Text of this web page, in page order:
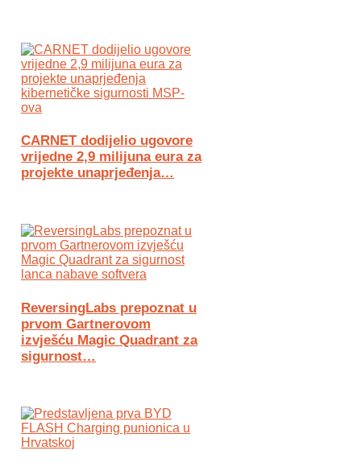
CARNET dodijelio ugovore
vrijedne 2,9 milijuna eura za
projekte unaprjeđenja…
ReversingLabs prepoznat u
prvom Gartnerovom
izvješću Magic Quadrant za
sigurnost…